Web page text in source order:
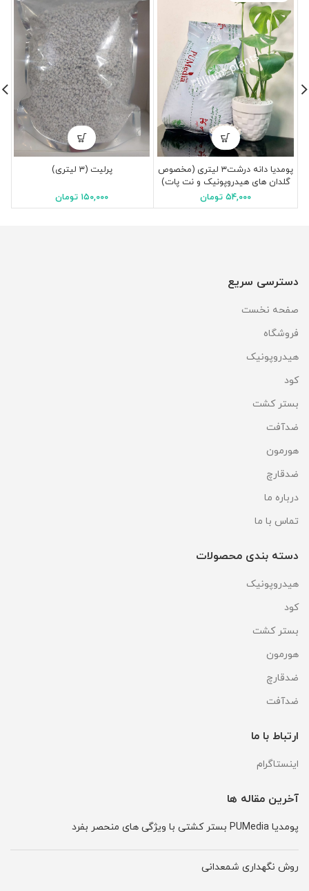
پومدیا دانه درشت۳ لیتری (مخصوص
گلدان های هیدروپونیک و نت پات)
۵۴,۰۰۰ تومان
پرلیت (۳ لیتری)
۱۵۰,۰۰۰ تومان
دسترسی سریع
صفحه نخست
فروشگاه
هیدروپونیک
کود
بستر کشت
ضدآفت
هورمون
ضدقارچ
درباره ما
تماس با ما
دسته بندی محصولات
هیدروپونیک
کود
بستر کشت
هورمون
ضدقارچ
ضدآفت
ارتباط با ما
اینستاگرام
آخرین مقاله ها
پومدیا PUMedia بستر کشتی با ویژگی های منحصر بفرد
روش نگهداری شمعدانی